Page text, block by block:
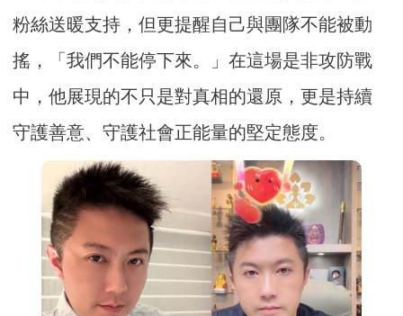
粉絲送暖支持，但更提醒自己與團隊不能被動
搖，「我們不能停下來。」在這場是非攻防戰
中，他展現的不只是對真相的還原，更是持續
守護善意、守護社會正能量的堅定態度。